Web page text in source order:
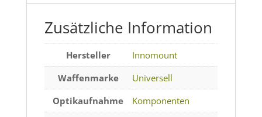
Zusätzliche Information
Hersteller
Innomount
Waffenmarke
Universell
Optikaufnahme
Komponenten